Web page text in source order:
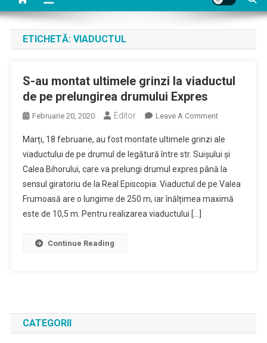
ETICHETĂ: VIADUCTUL
S-au montat ultimele grinzi la viaductul
de pe prelungirea drumului Expres
Februarie 20, 2020 Editor Leave A CommentOn
Au
Montat
Ultimele
Grinzi
La
Marți, 18 februarie, au fost montate ultimele grinzi ale
viaductului de pe drumul de legătură între str. Suișului și
Calea Bihorului, care va prelungi drumul expres până la
sensul giratoriu de la Real Episcopia. Viaductul de pe Valea
Frumoasă are o lungime de 250 m, iar înălțimea maximă
este de 10,5 m. Pentru realizarea viaductului […]
Continue Reading
CATEGORII